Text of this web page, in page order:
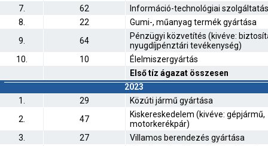
7.
62
Információ-technológiai szolgáltatás
8.
22
Gumi-, műanyag termék gyártása
9.
64
Pénzügyi közvetítés (kivéve:
nyugdíjpénztári tevékenység)
10.
10
Élelmiszergyártás
Első tíz ágazat összesen
2023
1.
29
Közúti jármű gyártása
2.
47
Kiskereskedelem (kivéve: gépjármű,
motorkerékpár)
3.
27
Villamos berendezés gyártása